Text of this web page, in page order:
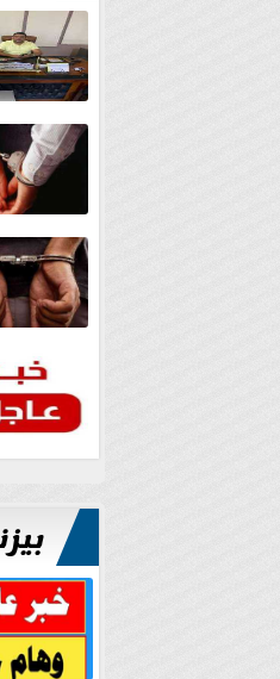
ضربات
قطعي